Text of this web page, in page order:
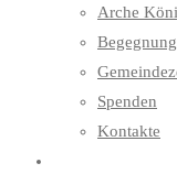
Arche
Spenden
Kontakte